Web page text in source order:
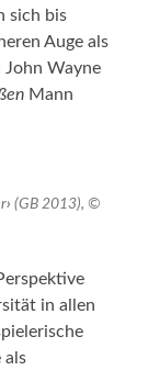
sich bis
Auge als
Wayne
Mann
› (GB 2013), ©
in allen
als